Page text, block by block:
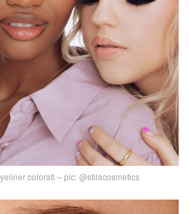
colorati – pic: @stilacosmetics